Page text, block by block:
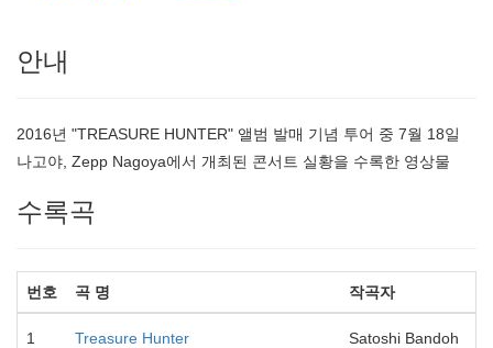
안내
2016년 "TREASURE HUNTER" 앨범 발매 기념 투어 중 7월 18일
나고야, Zepp Nagoya에서 개최된 콘서트 실황을 수록한 영상물
수록곡
번호 곡 명 작곡자
1 Treasure Hunter Satoshi Bandoh